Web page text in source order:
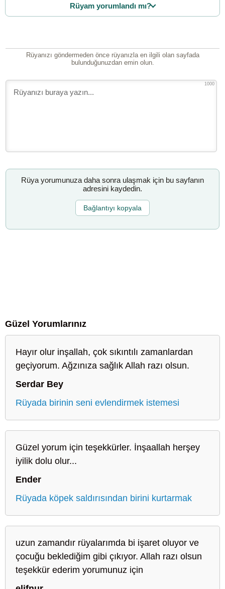
Rüyam yorumlandı mı?
Rüyanızı göndermeden önce rüyanızla en ilgili olan sayfada
bulunduğunuzdan emin olun.
1000
Rüya yorumunuza daha sonra ulaşmak için bu sayfanın
adresini kaydedin.
Bağlantıyı kopyala
Güzel Yorumlarınız
Hayır olur inşallah, çok sıkıntılı zamanlardan
geçiyorum. Ağzınıza sağlık Allah razı olsun.
Serdar Bey
Rüyada birinin seni evlendirmek istemesi
Güzel yorum için teşekkürler. İnşaallah herşey
iyilik dolu olur...
Ender
Rüyada köpek saldırısından birini kurtarmak
uzun zamandır rüyalarımda bi işaret oluyor ve
çocuğu beklediğim gibi çıkıyor. Allah razı olsun
teşekkür ederim yorumunuz için